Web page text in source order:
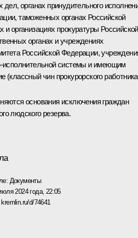
дел, органах принудительного
таможенных органах Российской
и организациях прокуратуры Российской
органах и учреждениях
Российской Федерации,
исполнительной системы и имеющим
(классный чин прокурорского
основания исключения граждан
людского резерва.
Документы
2024 года, 22:05
kremlin.ru/d/74641